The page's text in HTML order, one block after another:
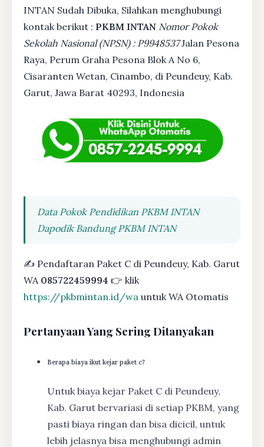
INTAN Sudah Dibuka, Silahkan menghubungi
kontak berikut : PKBM INTAN Nomor Pokok
Sekolah Nasional (NPSN) : P9948537Jalan Pesona
Raya, Perum Graha Pesona Blok A No 6,
Cisaranten Wetan, Cinambo, di Peundeuy, Kab.
Garut, Jawa Barat 40293, Indonesia
Data Pokok Pendidikan PKBM INTAN
Dapodik Bandung PKBM INTAN
✍ Pendaftaran Paket C di Peundeuy, Kab. Garut
WA 085722459994 👉 klik
https://pkbmintan.id/wa untuk WA Otomatis
Pertanyaan Yang Sering Ditanyakan
Berapa biaya ikut kejar paket c?
Untuk biaya kejar Paket C di Peundeuy,
Kab. Garut bervariasi di setiap PKBM, yang
pasti biaya ringan dan bisa dicicil, untuk
lebih jelasnya bisa menghubungi admin